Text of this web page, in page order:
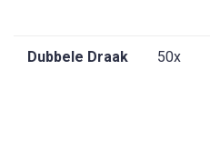
Dubbele Draak 50x